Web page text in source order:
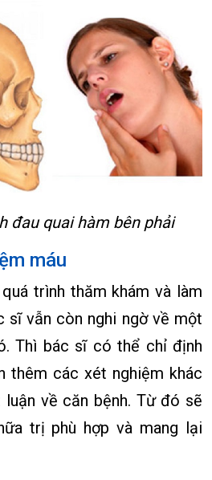
đau quai hàm bên phải
máu
trình thăm khám và làm
sĩ vẫn còn nghi ngờ về một
Thì bác sĩ có thể chỉ định
thêm các xét nghiệm khác
về căn bệnh. Từ đó sẽ
trị phù hợp và mang lại